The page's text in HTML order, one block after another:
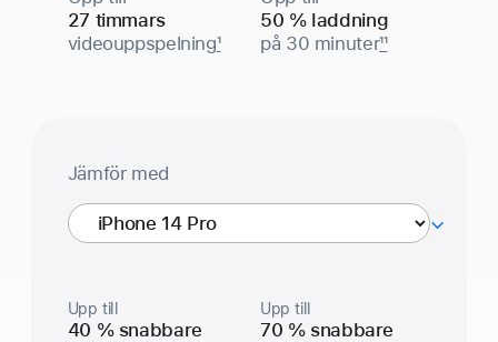
27 timmars
video­uppspelning1
50 % laddning
på 30 minuter11
Jämför med
Upp till
40 % snabbare
Upp till
70 % snabbare